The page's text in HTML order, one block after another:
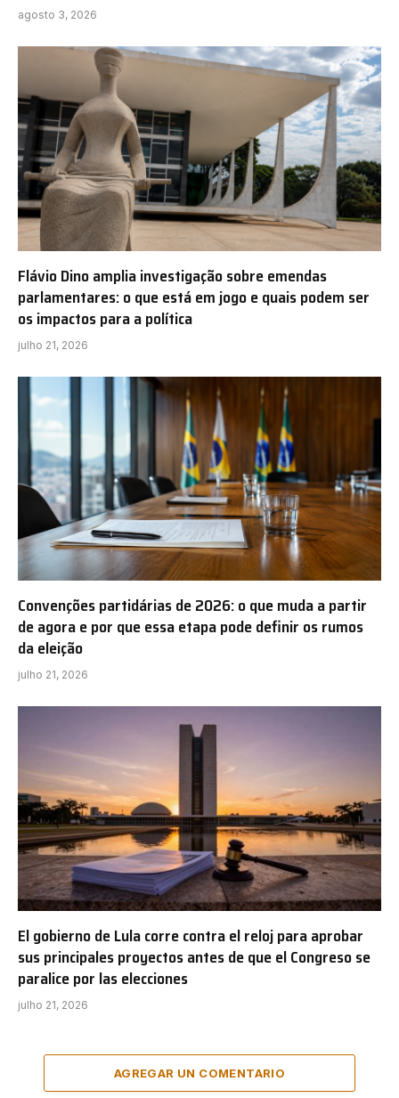
agosto 3, 2026
Flávio Dino amplia investigação sobre emendas
parlamentares: o que está em jogo e quais podem ser
os impactos para a política
julho 21, 2026
Convenções partidárias de 2026: o que muda a partir
de agora e por que essa etapa pode definir os rumos
da eleição
julho 21, 2026
El gobierno de Lula corre contra el reloj para aprobar
sus principales proyectos antes de que el Congreso se
paralice por las elecciones
julho 21, 2026
AGREGAR UN COMENTARIO